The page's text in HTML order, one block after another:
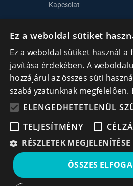
Kapcsolat
Lépj kapcsolatba
+40 740 856 970
Iratkozz fel
Ne hagyd ki a lehetőséget, hogy
legfontosabb üzleti információkkal!
Ez a weboldal sütiket
Ez a weboldal sütiket használ a
javítása érdekében. A
hozzájárul az összes süti
szabályzatunknak megfelelően.
ELENGEDHETETLENÜL
TELJESÍTMÉNY
RÉSZLETEK MEGJELENÍTÉSE
ÖSSZES